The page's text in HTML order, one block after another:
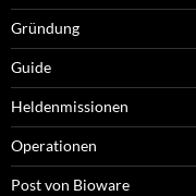
Gründung
Guide
Heldenmissionen
Operationen
Post von Bioware